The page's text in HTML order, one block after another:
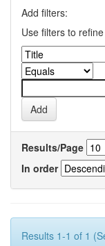
Add filters:
Use filters to
Results/Page
In order
Results 1-1 of 1